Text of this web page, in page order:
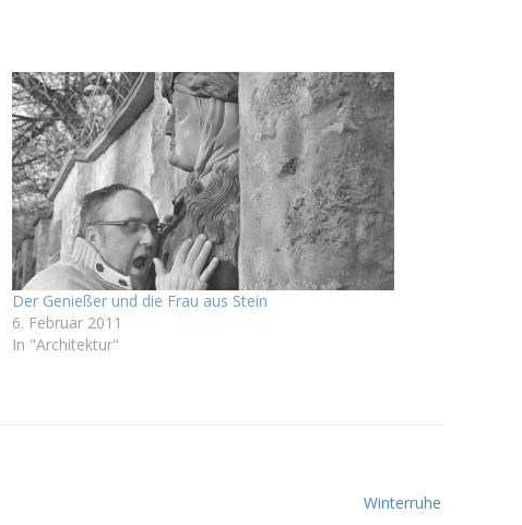
Der Genießer und die Frau aus Stein
6. Februar 2011
In "Architektur"
Winterruhe